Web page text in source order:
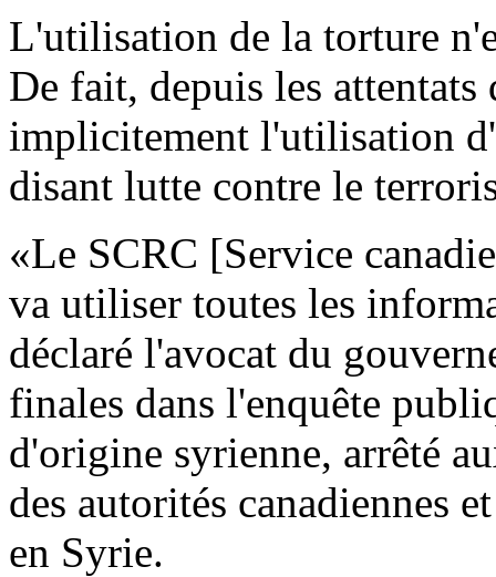
L'utilisation de la torture
De fait, depuis les
implicitement l'utilisation
disant lutte contre le
«Le SCRC [Service
va utiliser toutes les
déclaré l'avocat du
finales dans l'enquête
d'origine syrienne, arrêté
des autorités canadiennes
en Syrie.